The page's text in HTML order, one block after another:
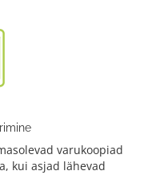
varukoopiad
kui asjad lähevad